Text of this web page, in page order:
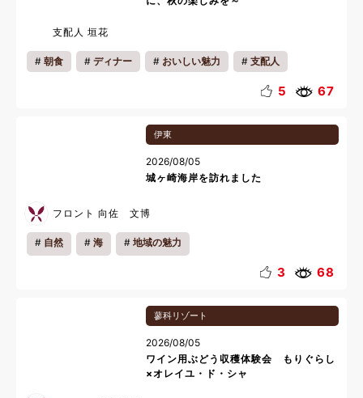
支配人 垣花
朝食 ディナー おいしい魅力 支配人
5 67
伊東
2026/08/05
城ヶ崎海岸を訪れました
フロント 向佐 文博
自然 海 地域の魅力
3 68
蓼科リゾート
2026/08/05
ワイン用ぶどう収穫体験会 もりぐらし
×オレイユ・ド・シャ